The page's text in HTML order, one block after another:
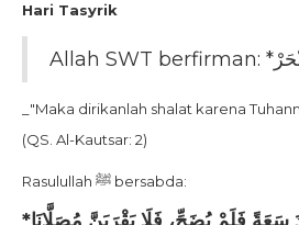
Hari Tasyrik
_"Maka dirikanlah shalat karena
(QS. Al-Kautsar: 2)
Rasulullah ﷺ bersabda: